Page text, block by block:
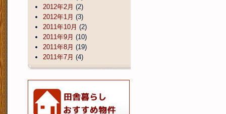
2012年2月 (2)
2012年1月 (3)
2011年10月 (2)
2011年9月 (10)
2011年8月 (19)
2011年7月 (4)